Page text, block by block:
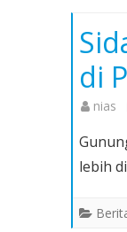
di
nias
lebih